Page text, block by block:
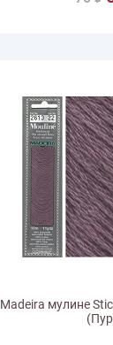
Madeira мулине